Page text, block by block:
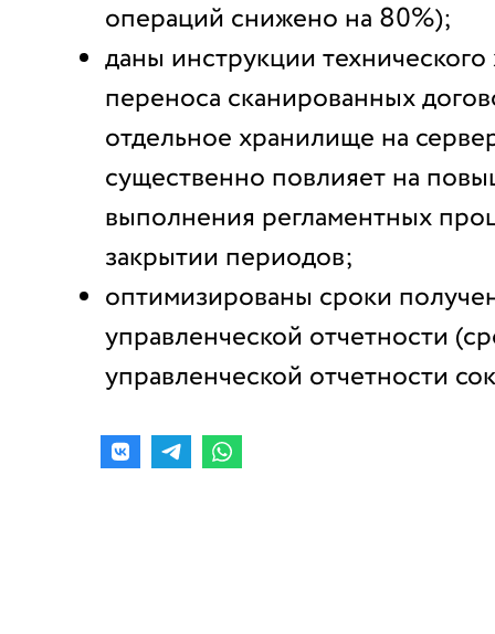
операций снижено на 80%);
даны инструкции технического
переноса сканированных
отдельное хранилище на
существенно повлияет на
выполнения регламентных
закрытии периодов;
оптимизированы сроки
управленческой отчетности
управленческой отчетности